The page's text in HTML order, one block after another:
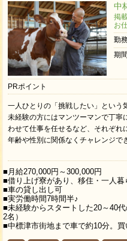
中
掲
お
勤
期間
PRポイント
一人ひとりの「挑戦したい」という
未経験の方にはマンツーマンで丁寧
わせて仕事を任せるなど、それぞれ
年齢や性別に関係なくチャレンジで
■月給270,000円～300,000円
■借り上げ寮があり、移住・一人暮
■車の貸し出し可
■実労働時間7時間半♪
■未経験からスタートした20～40
2名）
■中標津市街地まで車で約10分。